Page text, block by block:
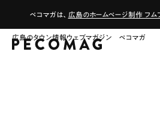
ペコマガは、 広島のホームページ制作 フム
広島のタウン情報ウェブマガジン ペコマガ